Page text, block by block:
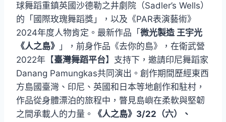
球舞蹈重鎮英國沙德勒之井劇院（Sadler’s Wells）
的「國際玫瑰舞蹈獎」，以及《PAR表演藝術》
2024年度人物肯定。最新作品「 微光製造 王宇光
《人之島》 」，前身作品《去你的島》，在衛武營
2022年【臺灣舞蹈平台】支持下，邀請印尼舞蹈家
Danang Pamungkas共同演出。創作期間歷經東西
方島國臺灣、印尼、英國和日本等地創作和駐村，
作品從身體漂泊的旅程中，瞥見島嶼在柔軟與堅韌
之間承載人的力量。
《人之島》3/22（六）、